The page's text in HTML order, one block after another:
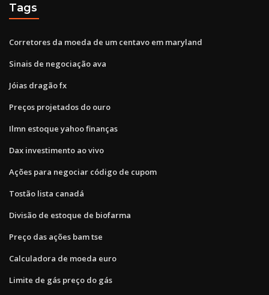
Tags
Corretores da moeda de um centavo em maryland
Sinais de negociação ava
Jóias dragão fx
Preços projetados do ouro
Ilmn estoque yahoo finanças
Dax investimento ao vivo
Ações para negociar código de cupom
Tostão lista canadá
Divisão de estoque de biofarma
Preço das ações bam tse
Calculadora de moeda euro
Limite de gás preço do gás